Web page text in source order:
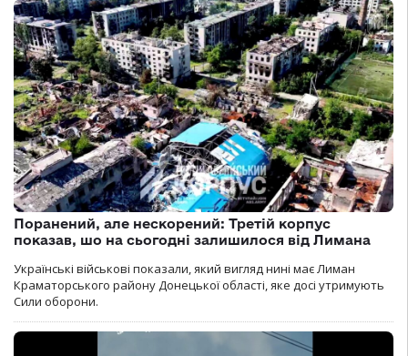
Поранений, але нескорений: Третій корпус
показав, шо на сьогодні залишилося від Лимана
Українські військові показали, який вигляд нині має Лиман
Краматорського району Донецької області, яке досі утримують
Сили оборони.